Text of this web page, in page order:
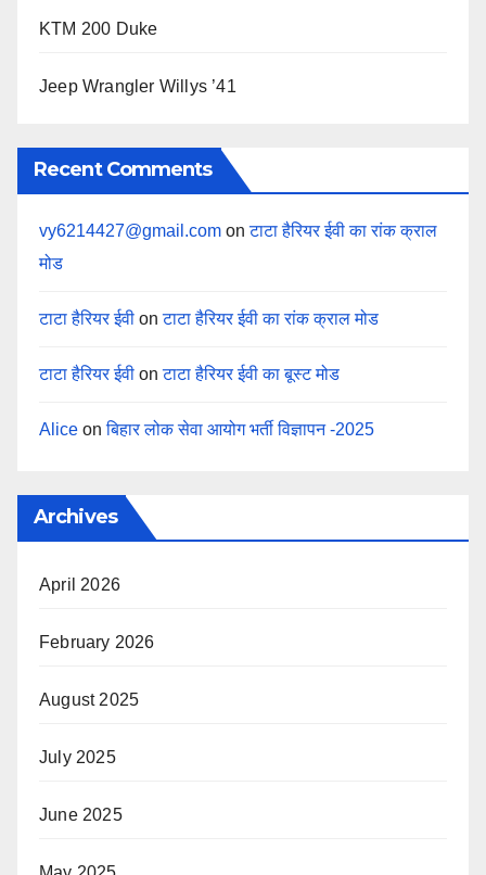
KTM 200 Duke
Jeep Wrangler Willys ’41
Recent Comments
vy6214427@gmail.com onटाटा हैरियर ईवी का रांक क्राल
मोड
टाटा हैरियर ईवी onटाटा हैरियर ईवी का रांक क्राल मोड
टाटा हैरियर ईवी onटाटा हैरियर ईवी का बूस्ट मोड
Alice onबिहार लोक सेवा आयोग भर्ती विज्ञापन -2025
Archives
April 2026
February 2026
August 2025
July 2025
June 2025